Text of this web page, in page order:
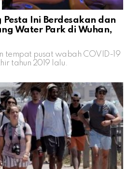
Pesta Ini Berdesakan dan
Water Park di Wuhan,
tempat pusat wabah COVID-19
tahun 2019 lalu.